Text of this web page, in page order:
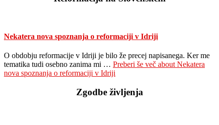
Nekatera nova spoznanja o reformaciji v Idriji
O obdobju reformacije v Idriji je bilo že precej napisanega. Ker me
tematika tudi osebno zanima mi … Preberi še več about Nekatera
nova spoznanja o reformaciji v Idriji
Zgodbe življenja